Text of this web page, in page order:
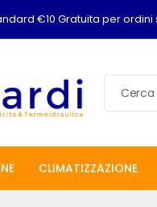
€10 Gratuita per
CLIMATIZZAZIONE